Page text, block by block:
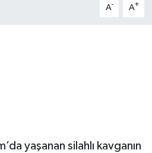
A- A+
yaşanan silahlı kavganın